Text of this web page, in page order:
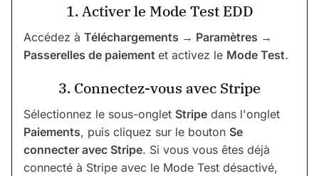
1. Activer le Mode Test EDD
Accédez à Téléchargements → Paramètres →
Passerelles de paiement et activez le Mode Test.
3. Connectez-vous avec Stripe
Sélectionnez le sous-onglet Stripe dans l'onglet
Paiements, puis cliquez sur le bouton Se
connecter avec Stripe. Si vous vous êtes déjà
connecté à Stripe avec le Mode Test désactivé,